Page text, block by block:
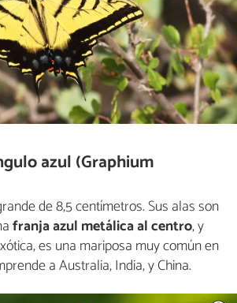
azul (Graphium
de 8,5 centímetros. Sus alas son
franja azul metálica al centro, y
es una mariposa muy común en
a Australia, India, y China.